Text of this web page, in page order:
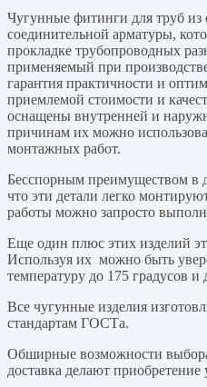
Чугунные фитинги для труб из
соединительной арматуры,
прокладке трубопроводных
применяемый при
гарантия практичности и
приемлемой стоимости и
оснащены внутренней и
причинам их можно
монтажных работ.
Бесспорным преимуществом в
что эти детали легко
работы можно запросто
Еще один плюс этих изделий
Используя их можно быть
температуру до 175 градусов
Все чугунные изделия
стандартам ГОСТа.
Обширные возможности
доставка делают